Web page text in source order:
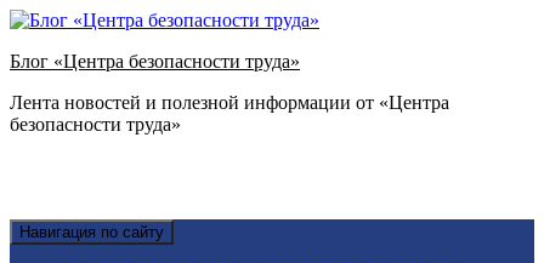
Блог «Центра безопасности труда»
Лента новостей и полезной информации от «Центра
безопасности труда»
Навигация по сайту